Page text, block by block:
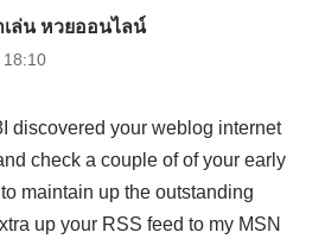
เล่น หวยออนไลน์
discovered your weblog internet
check a couple of of your early
maintain up the outstanding
up your RSS feed to my MSN